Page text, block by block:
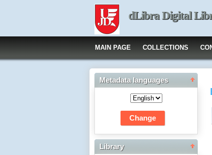
dLibra Digital
MAIN PAGE COLLECTIONS
Metadata languages
Library